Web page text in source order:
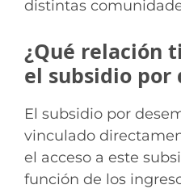
distintas
¿Qué relación
el subsidio por
El subsidio por
vinculado
el acceso a este
función de los